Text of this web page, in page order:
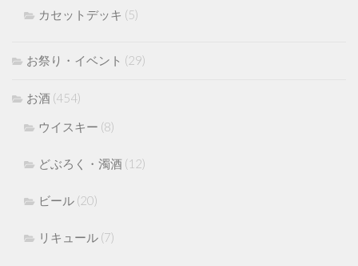
カセットデッキ (5)
お祭り・イベント (29)
お酒 (454)
ウイスキー (8)
どぶろく・濁酒 (12)
ビール (20)
リキュール (7)